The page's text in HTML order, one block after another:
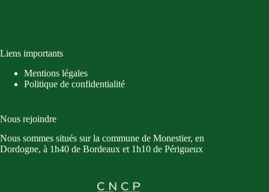
Liens importants
Mentions légales
Politique de confidentialité
Nous rejoindre
Nous sommes situés sur la commune de Monestier, en
Dordogne, à 1h40 de Bordeaux et 1h10 de Périgueux